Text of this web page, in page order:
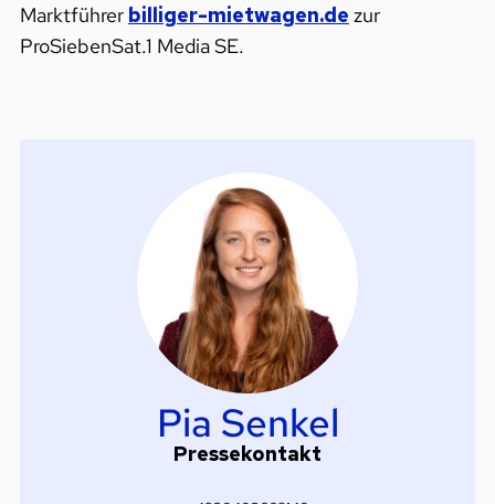
Marktführer billiger-mietwagen.de zur
ProSiebenSat.1 Media SE.
Pia Senkel
Pressekontakt